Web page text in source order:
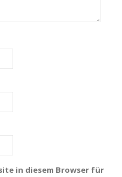
in diesem Browser für